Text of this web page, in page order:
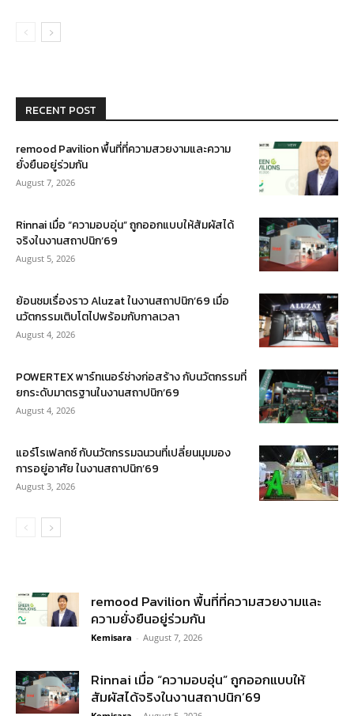
RECENT POST
remood Pavilion พื้นที่ที่ความสวยงามและความ
ยั่งยืนอยู่ร่วมกัน
August 7, 2026
Rinnai เมื่อ “ความอบอุ่น” ถูกออกแบบให้สัมผัสได้
จริงในงานสถาปนิก’69
August 5, 2026
ย้อนชมเรื่องราว Aluzat ในงานสถาปนิก’69 เมื่อ
นวัตกรรมเติบโตไปพร้อมกับกาลเวลา
August 4, 2026
POWERTEX พาร์ทเนอร์ช่างก่อสร้าง กับนวัตกรรมที่
ยกระดับมาตรฐานในงานสถาปนิก’69
August 4, 2026
แอร์โรเฟลกซ์ กับนวัตกรรมฉนวนที่เปลี่ยนมุมมอง
การอยู่อาศัย ในงานสถาปนิก’69
August 3, 2026
remood Pavilion พื้นที่ที่ความสวยงามและ
ความยั่งยืนอยู่ร่วมกัน
Kemisara - August 7, 2026
Rinnai เมื่อ “ความอบอุ่น” ถูกออกแบบให้
สัมผัสได้จริงในงานสถาปนิก’69